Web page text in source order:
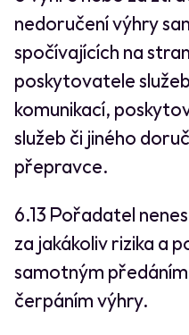
nedoručení výhry
spočívajících na
poskytovatele
komunikací,
služeb či jiného
přepravce.
6.13 Pořadatel
za jakákoliv rizika a
samotným
čerpáním výhry.